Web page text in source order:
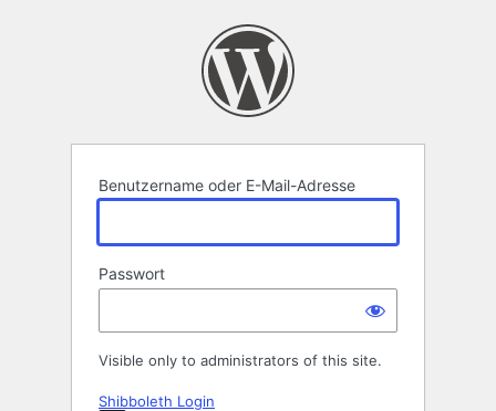
Benutzername oder E-Mail-Adresse
Passwort
Visible only to administrators of this site.
Shibboleth Login